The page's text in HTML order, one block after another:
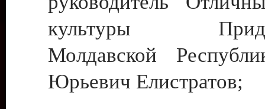
культуры
Молдавской
Юрьевич Елистратов;